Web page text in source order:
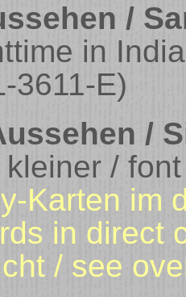
/
in
3611-E)
/
/
Karten im
in direct
/ see